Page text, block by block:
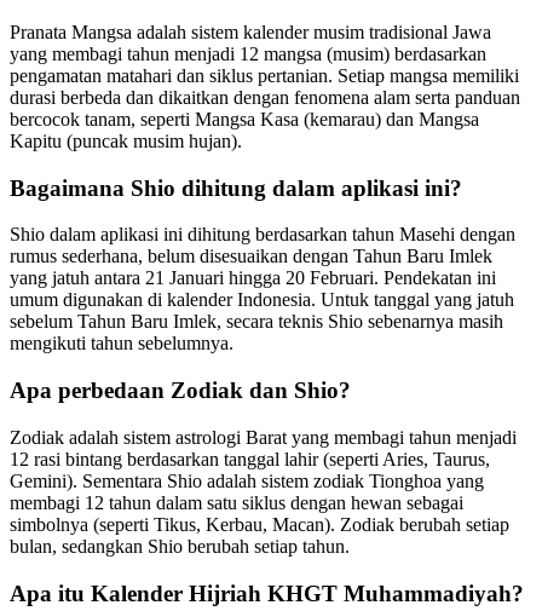
Pranata Mangsa adalah sistem kalender musim tradisional Jawa
yang membagi tahun menjadi 12 mangsa (musim) berdasarkan
pengamatan matahari dan siklus pertanian. Setiap mangsa memiliki
durasi berbeda dan dikaitkan dengan fenomena alam serta panduan
bercocok tanam, seperti Mangsa Kasa (kemarau) dan Mangsa
Kapitu (puncak musim hujan).
Bagaimana Shio dihitung dalam aplikasi ini?
Shio dalam aplikasi ini dihitung berdasarkan tahun Masehi dengan
rumus sederhana, belum disesuaikan dengan Tahun Baru Imlek
yang jatuh antara 21 Januari hingga 20 Februari. Pendekatan ini
umum digunakan di kalender Indonesia. Untuk tanggal yang jatuh
sebelum Tahun Baru Imlek, secara teknis Shio sebenarnya masih
mengikuti tahun sebelumnya.
Apa perbedaan Zodiak dan Shio?
Zodiak adalah sistem astrologi Barat yang membagi tahun menjadi
12 rasi bintang berdasarkan tanggal lahir (seperti Aries, Taurus,
Gemini). Sementara Shio adalah sistem zodiak Tionghoa yang
membagi 12 tahun dalam satu siklus dengan hewan sebagai
simbolnya (seperti Tikus, Kerbau, Macan). Zodiak berubah setiap
bulan, sedangkan Shio berubah setiap tahun.
Apa itu Kalender Hijriah KHGT Muhammadiyah?